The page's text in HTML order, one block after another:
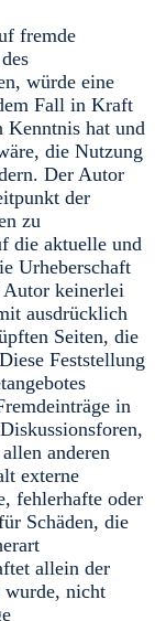
fremde
würde eine
Fall in Kraft
Kenntnis hat und
die Nutzung
Der Autor
der
zu
die aktuelle und
Urheberschaft
Autor keinerlei
ausdrücklich
Seiten, die
Feststellung
in
anderen
externe
fehlerhafte oder
Schäden, die
allein der
wurde, nicht